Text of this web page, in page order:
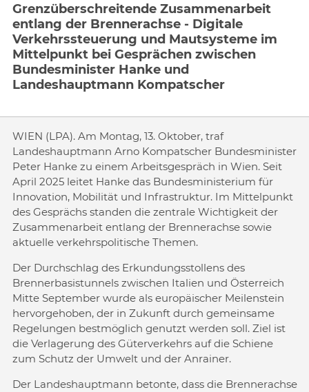
Grenzüberschreitende Zusammenarbeit
entlang der Brennerachse - Digitale
Verkehrssteuerung und Mautsysteme im
Mittelpunkt bei Gesprächen zwischen
Bundesminister Hanke und
Landeshauptmann Kompatscher
WIEN (LPA). Am Montag, 13. Oktober, traf
Landeshauptmann Arno Kompatscher Bundesminister
Peter Hanke zu einem Arbeitsgespräch in Wien. Seit
April 2025 leitet Hanke das Bundesministerium für
Innovation, Mobilität und Infrastruktur. Im Mittelpunkt
des Gesprächs standen die zentrale Wichtigkeit der
Zusammenarbeit entlang der Brennerachse sowie
aktuelle verkehrspolitische Themen.
Der Durchschlag des Erkundungsstollens des
Brennerbasistunnels zwischen Italien und Österreich
Mitte September wurde als europäischer Meilenstein
hervorgehoben, der in Zukunft durch gemeinsame
Regelungen bestmöglich genutzt werden soll. Ziel ist
die Verlagerung des Güterverkehrs auf die Schiene
zum Schutz der Umwelt und der Anrainer.
Der Landeshauptmann betonte, dass die Brennerachse